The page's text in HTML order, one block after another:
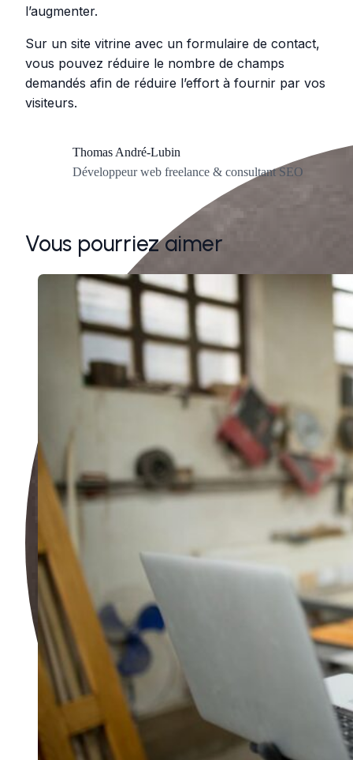
l’augmenter.
Sur un site vitrine avec un formulaire de contact,
vous pouvez réduire le nombre de champs
demandés afin de réduire l’effort à fournir par vos
visiteurs.
Thomas André-Lubin
Développeur web freelance & consultant SEO
Vous pourriez aimer